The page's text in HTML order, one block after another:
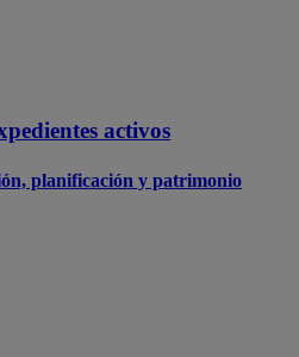
activos
planificación y patrimonio